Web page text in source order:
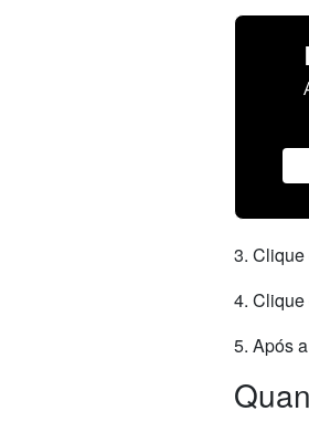
3. Clique
4. Clique
5. Após